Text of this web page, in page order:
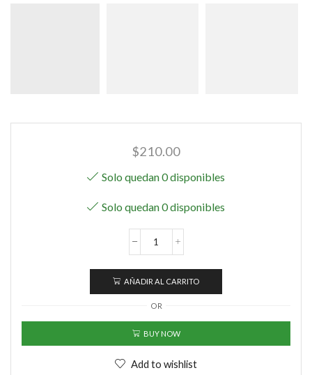
$210.00
Solo quedan 0 disponibles
Solo quedan 0 disponibles
LUSH
by
LOVENSE
cantidad
AÑADIR AL CARRITO
OR
BUY NOW
Add to wishlist